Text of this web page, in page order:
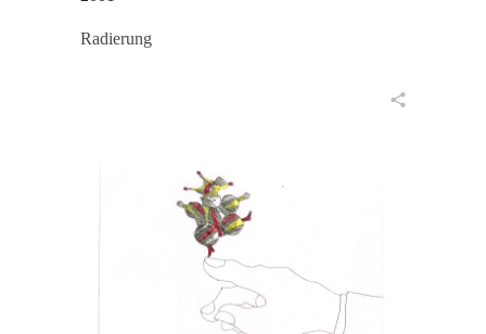
Radierung